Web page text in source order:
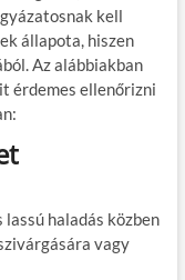
kell
állapota, hiszen
Az alábbiakban
érdemes ellenőrizni
haladás közben
vagy